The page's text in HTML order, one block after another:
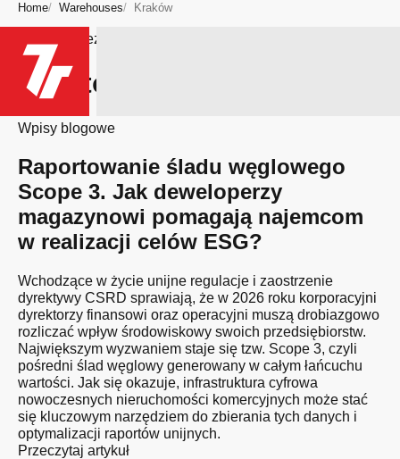
Home Warehouses Kraków
Bądź na bieżąco
Miasto: Kraków
Wpisy blogowe
Raportowanie śladu węglowego
Scope 3. Jak deweloperzy
magazynowi pomagają najemcom
w realizacji celów ESG?
Wchodzące w życie unijne regulacje i zaostrzenie
dyrektywy CSRD sprawiają, że w 2026 roku korporacyjni
dyrektorzy finansowi oraz operacyjni muszą drobiazgowo
rozliczać wpływ środowiskowy swoich przedsiębiorstw.
Największym wyzwaniem staje się tzw. Scope 3, czyli
pośredni ślad węglowy generowany w całym łańcuchu
wartości. Jak się okazuje, infrastruktura cyfrowa
nowoczesnych nieruchomości komercyjnych może stać
się kluczowym narzędziem do zbierania tych danych i
optymalizacji raportów unijnych.
Przeczytaj artykuł